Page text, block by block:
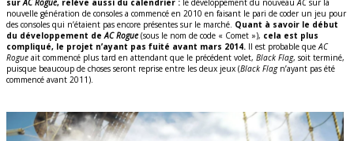
nouvelle génération de consoles a commencé en 2010 en faisant le pari de coder un jeu pour
des consoles qui n’étaient pas encore présentes sur le marché. Quant à savoir le début
du développement de AC Rogue (sous le nom de code « Comet »), cela est plus
compliqué, le projet n’ayant pas fuité avant mars 2014. Il est probable que AC
Rogue ait commencé plus tard en attendant que le précédent volet, Black Flag, soit terminé,
puisque beaucoup de choses seront reprise entre les deux jeux (Black Flagn’ayant pas été
commencé avant 2011).